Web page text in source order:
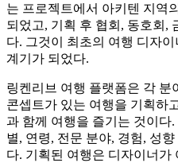
는 프로젝트에서 아키텐 지역
되었고, 기획 후 협회, 동호회,
다. 그것이 최초의 여행 디자
계기가 되었다.
링켄리브 여행 플랫폼은 각
콘셉트가 있는 여행을 기획하
과 함께 여행을 즐기는 것이다
별, 연령, 전문 분야, 경험, 성
다. 기획된 여행은 디자이너가